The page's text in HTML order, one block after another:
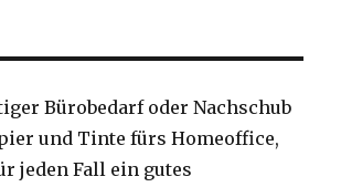
Bürobedarf oder Nachschub
und Tinte fürs Homeoffice,
jeden Fall ein gutes